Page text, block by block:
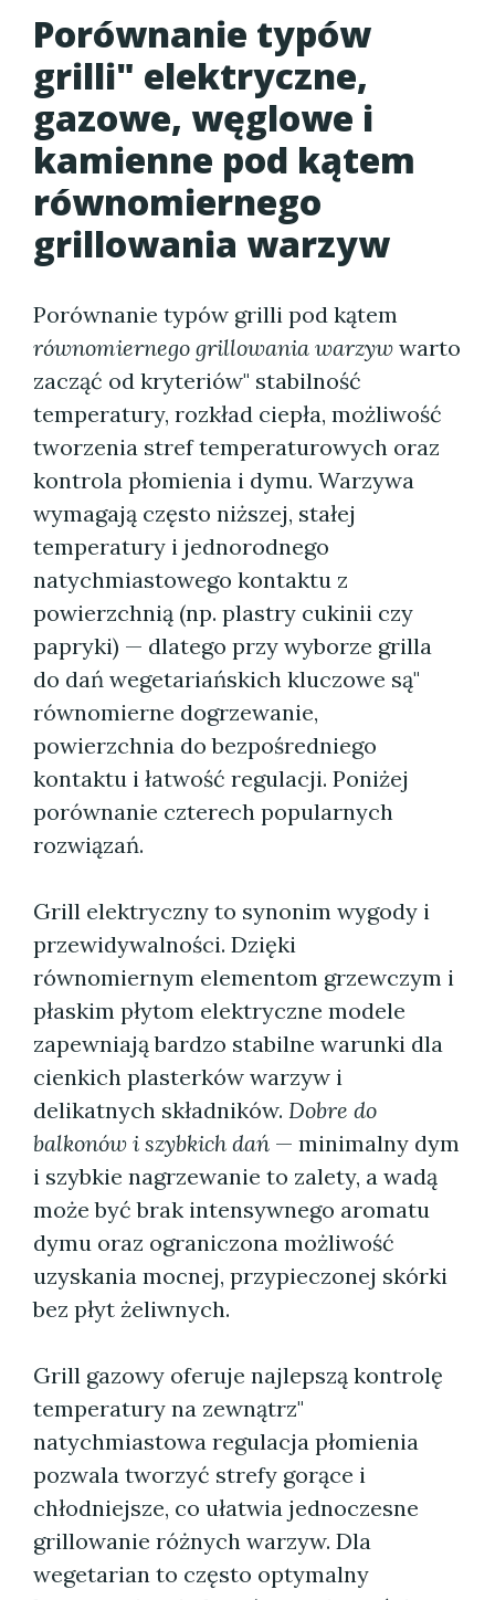
Porównanie typów
grilli" elektryczne,
gazowe, węglowe i
kamienne pod kątem
równomiernego
grillowania warzyw
Porównanie typów grilli pod kątem
równomiernego grillowania warzyw warto
zacząć od kryteriów" stabilność
temperatury, rozkład ciepła, możliwość
tworzenia stref temperaturowych oraz
kontrola płomienia i dymu. Warzywa
wymagają często niższej, stałej
temperatury i jednorodnego
natychmiastowego kontaktu z
powierzchnią (np. plastry cukinii czy
papryki) — dlatego przy wyborze grilla
do dań wegetariańskich kluczowe są"
równomierne dogrzewanie,
powierzchnia do bezpośredniego
kontaktu i łatwość regulacji. Poniżej
porównanie czterech popularnych
rozwiązań.
Grill elektryczny to synonim wygody i
przewidywalności. Dzięki
równomiernym elementom grzewczym i
płaskim płytom elektryczne modele
zapewniają bardzo stabilne warunki dla
cienkich plasterków warzyw i
delikatnych składników. Dobre do
balkonów i szybkich dań — minimalny dym
i szybkie nagrzewanie to zalety, a wadą
może być brak intensywnego aromatu
dymu oraz ograniczona możliwość
uzyskania mocnej, przypieczonej skórki
bez płyt żeliwnych.
Grill gazowy oferuje najlepszą kontrolę
temperatury na zewnątrz"
natychmiastowa regulacja płomienia
pozwala tworzyć strefy gorące i
chłodniejsze, co ułatwia jednoczesne
grillowanie różnych warzyw. Dla
wegetarian to często optymalny